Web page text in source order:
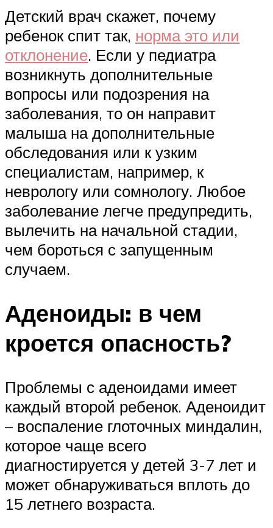
Детский врач скажет, почему
ребенок спит так, норма это или
отклонение. Если у педиатра
возникнуть дополнительные
вопросы или подозрения на
заболевания, то он направит
малыша на дополнительные
обследования или к узким
специалистам, например, к
неврологу или сомнологу. Любое
заболевание легче предупредить,
вылечить на начальной стадии,
чем бороться с запущенным
случаем.
Аденоиды: в чем
кроется опасность?
Проблемы с аденоидами имеет
каждый второй ребенок. Аденоидит
– воспаление глоточных миндалин,
которое чаще всего
диагностируется у детей 3-7 лет и
может обнаруживаться вплоть до
15 летнего возраста.